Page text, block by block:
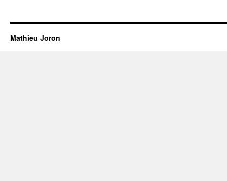
Mathieu Joron